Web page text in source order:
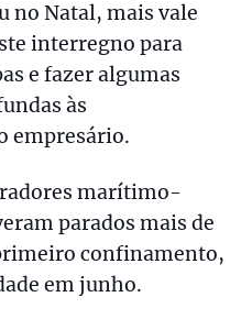
no Natal, mais vale
interregno para
e fazer algumas
às
empresário.
marítimo-
parados mais de
confinamento,
em junho.